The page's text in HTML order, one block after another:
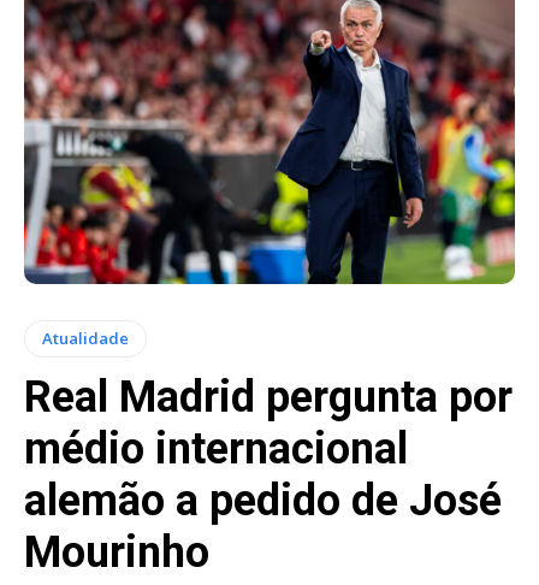
Atualidade
Real Madrid pergunta por
médio internacional
alemão a pedido de José
Mourinho